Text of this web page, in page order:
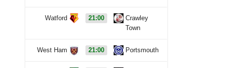
Watford 21:00
Crawley
Town
West Ham 21:00 Portsmouth